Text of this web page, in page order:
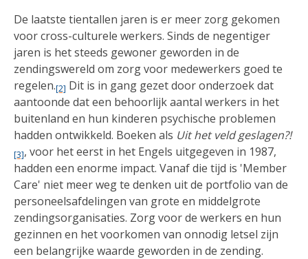
De laatste tientallen jaren is er meer zorg gekomen
voor cross-culturele werkers. Sinds de negentiger
jaren is het steeds gewoner geworden in de
zendingswereld om zorg voor medewerkers goed te
regelen.[2] Dit is in gang gezet door onderzoek dat
aantoonde dat een behoorlijk aantal werkers in het
buitenland en hun kinderen psychische problemen
hadden ontwikkeld. Boeken als Uit het veld geslagen?!
[3], voor het eerst in het Engels uitgegeven in 1987,
hadden een enorme impact. Vanaf die tijd is 'Member
Care' niet meer weg te denken uit de portfolio van de
personeelsafdelingen van grote en middelgrote
zendingsorganisaties. Zorg voor de werkers en hun
gezinnen en het voorkomen van onnodig letsel zijn
een belangrijke waarde geworden in de zending.